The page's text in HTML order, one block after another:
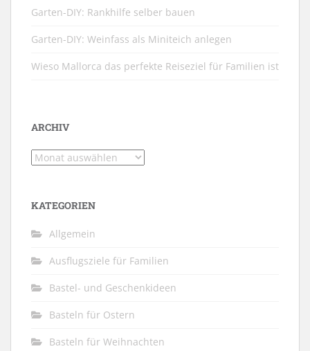
Garten-DIY: Rankhilfe selber bauen
Garten-DIY: Weinfass als Miniteich anlegen
Wieso Mallorca das perfekte Reiseziel für Familien ist
ARCHIV
Archiv
KATEGORIEN
Allgemein
Ausflugsziele für Familien
Bastel- und Geschenkideen
Basteln für Ostern
Basteln für Weihnachten